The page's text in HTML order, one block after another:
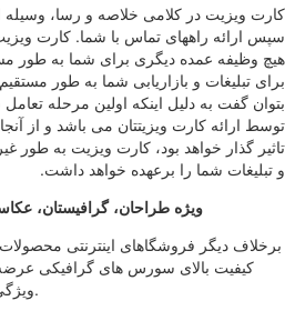
کارت ویزیت در کلامی خلاصه و رسا،
سپس ارائه راههای تماس با شما. کارت
هیچ وظیفه عمده دیگری برای شما به طور
برای تبلیغات و بازاریابی شما به طور
بتوان گفت به دلیل اینکه اولین مرحله
توسط ارائه کارت ویزیتتان می باشد و از
تاثیر گذار خواهد بود، کارت ویزیت به طور
و تبلیغات شما را برعهده خواهد داشت.
ویژه طراحان، گرافیستان،
برخلاف دیگر فروشگاهای اینترنتی
کیفیت بالای سورس های گرافیکی
ویژگی های بارز محصولات ما می باشد.